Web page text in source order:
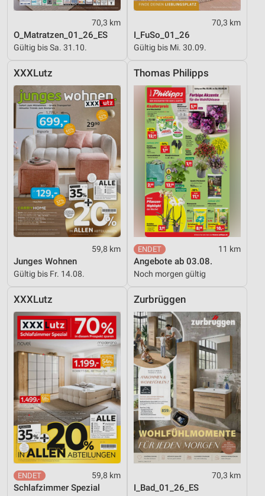
70,3 km
O_Matratzen_01_26_ES
Gültig bis Sa. 31.10.
70,3 km
I_FuSo_01_26
Gültig bis Mi. 30.09.
XXXLutz
59,8 km
Junges Wohnen
Gültig bis Fr. 14.08.
Thomas Philipps
11 km
Angebote ab 03.08.
Noch morgen gültig
XXXLutz
59,8 km
Schlafzimmer Spezial
Zurbrüggen
70,3 km
I_Bad_01_26_ES